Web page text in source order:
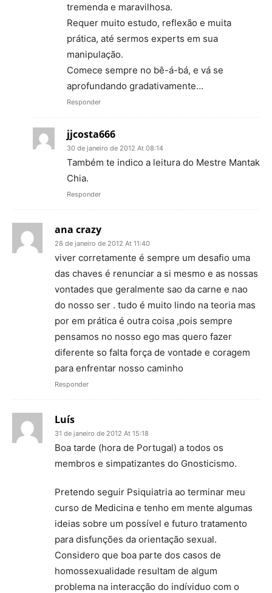
tremenda e maravilhosa.
Requer muito estudo, reflexão e muita
prática, até sermos experts em sua
manipulação.
Comece sempre no bê-á-bá, e vá se
aprofundando gradativamente…
Responder
jjcosta666
30 de janeiro de 2012 At 08:14
Também te indico a leitura do Mestre Mantak
Chia.
Responder
ana crazy
28 de janeiro de 2012 At 11:40
viver corretamente é sempre um desafio uma
das chaves é renunciar a si mesmo e as nossas
vontades que geralmente sao da carne e nao
do nosso ser . tudo é muito lindo na teoria mas
por em prática é outra coisa ,pois sempre
pensamos no nosso ego mas quero fazer
diferente so falta força de vontade e coragem
para enfrentar nosso caminho
Responder
Luís
31 de janeiro de 2012 At 15:18
Boa tarde (hora de Portugal) a todos os
membros e simpatizantes do Gnosticismo.
Pretendo seguir Psiquiatria ao terminar meu
curso de Medicina e tenho em mente algumas
ideias sobre um possível e futuro tratamento
para disfunções da orientação sexual.
Considero que boa parte dos casos de
homossexualidade resultam de algum
problema na interacção do indíviduo com o